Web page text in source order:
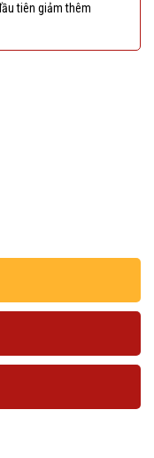
tiên giảm thêm